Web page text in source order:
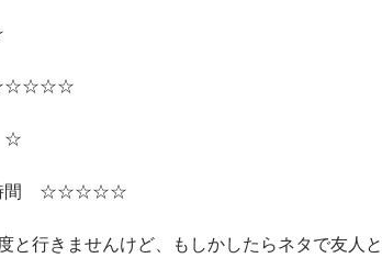
☆
間 ☆☆☆☆☆
と行きませんけど、もしかしたらネタで友人